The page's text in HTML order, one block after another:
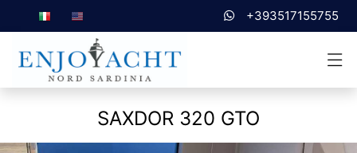
+393517155755
SAXDOR 320 GTO